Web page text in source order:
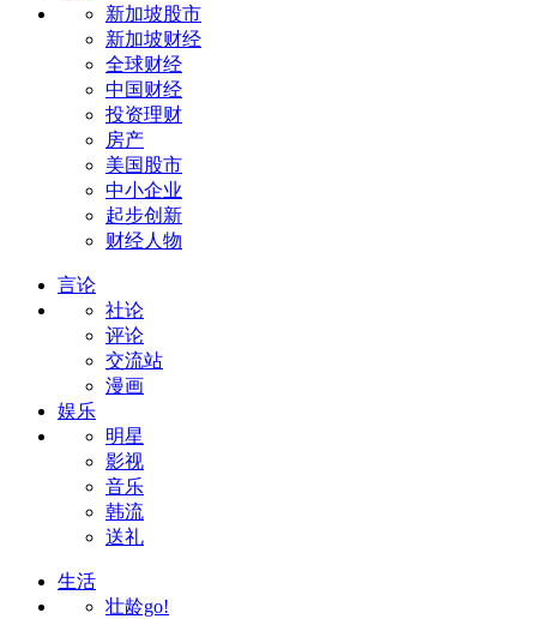
新加坡股市
新加坡财经
全球财经
中国财经
投资理财
房产
美国股市
中小企业
起步创新
财经人物
言论
社论
评论
交流站
漫画
娱乐
明星
影视
音乐
韩流
送礼
生活
壮龄go!